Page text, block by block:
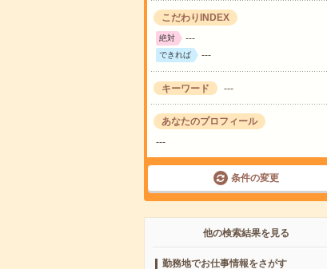
こだわりINDEX
絶対 ---
できれば ---
キーワード ---
あなたのプロフィール
---
条件の変更
他の検索結果を見る
勤務地でお仕事情報をさがす